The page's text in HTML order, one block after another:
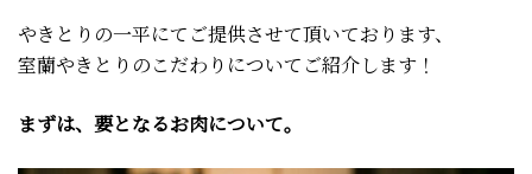
やきとりの一平にてご提供させて頂いております、
室蘭やきとりのこだわりについてご紹介します！
まずは、要となるお肉について。